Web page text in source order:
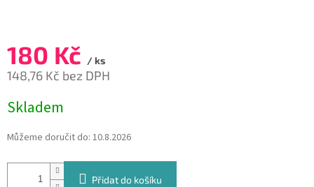
180 Kč / ks
148,76 Kč bez DPH
cena:
Skladem
Můžeme doručit do: 10.8.2026
Přidat do košíku